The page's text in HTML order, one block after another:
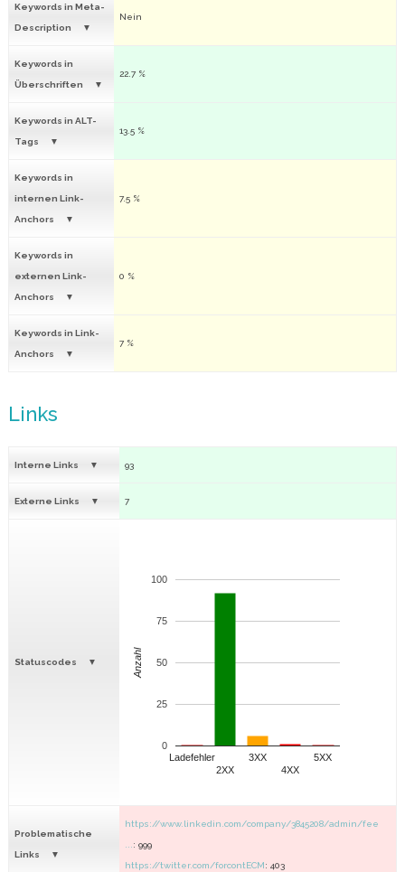
Keywords in Meta-
Description
Nein
Keywords in
Überschriften
22.7 %
Keywords in ALT-
Tags
13.5 %
Keywords in
internen Link-
Anchors
7.5 %
Keywords in
externen Link-
Anchors
0 %
Keywords in Link-
Anchors
7 %
Links
Interne Links 93
Externe Links 7
Statuscodes
Ladefehler
2XX
3XX
4XX
5XX
0
25
50
75
100
Anzahl
Problematische
Links
https://www.linkedin.com/company/3845208/admin/fee
: 999
https://twitter.com/forcontECM: 403